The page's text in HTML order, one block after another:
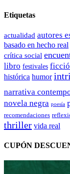
Etiquetas
actualidad autores
basado en hecho real
crítica social
libro festivales
histórica humor
narrativa
novela negra poesía
recomendaciones
thriller vida real
CUPÓN